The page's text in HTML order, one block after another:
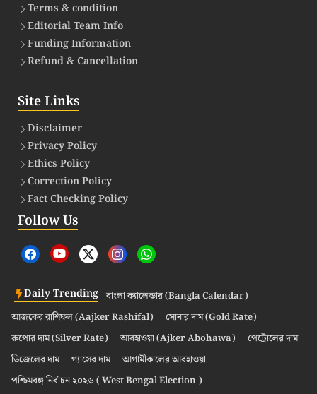
Terms & condition
Editorial Team Info
Funding Information
Refund & Cancellation
Site Links
Disclaimer
Privacy Policy
Ethics Policy
Correction Policy
Fact Checking Policy
Follow Us
Daily Trending বাংলা ক্যালেন্ডার (Bangla Calendar)
আজকের রাশিফল (Aajker Rashifal)
সোনার দাম (Gold Rate)
রুপোর দাম (Silver Rate)
আবহাওয়া (Ajker Abohawa)
পেট্রোলের দাম
ডিজেলের দাম
গ্যাসের দাম
আগামীকালের আবহাওয়া
পশ্চিমবঙ্গ নির্বাচন ২০২৬ ( West Bengal Election )